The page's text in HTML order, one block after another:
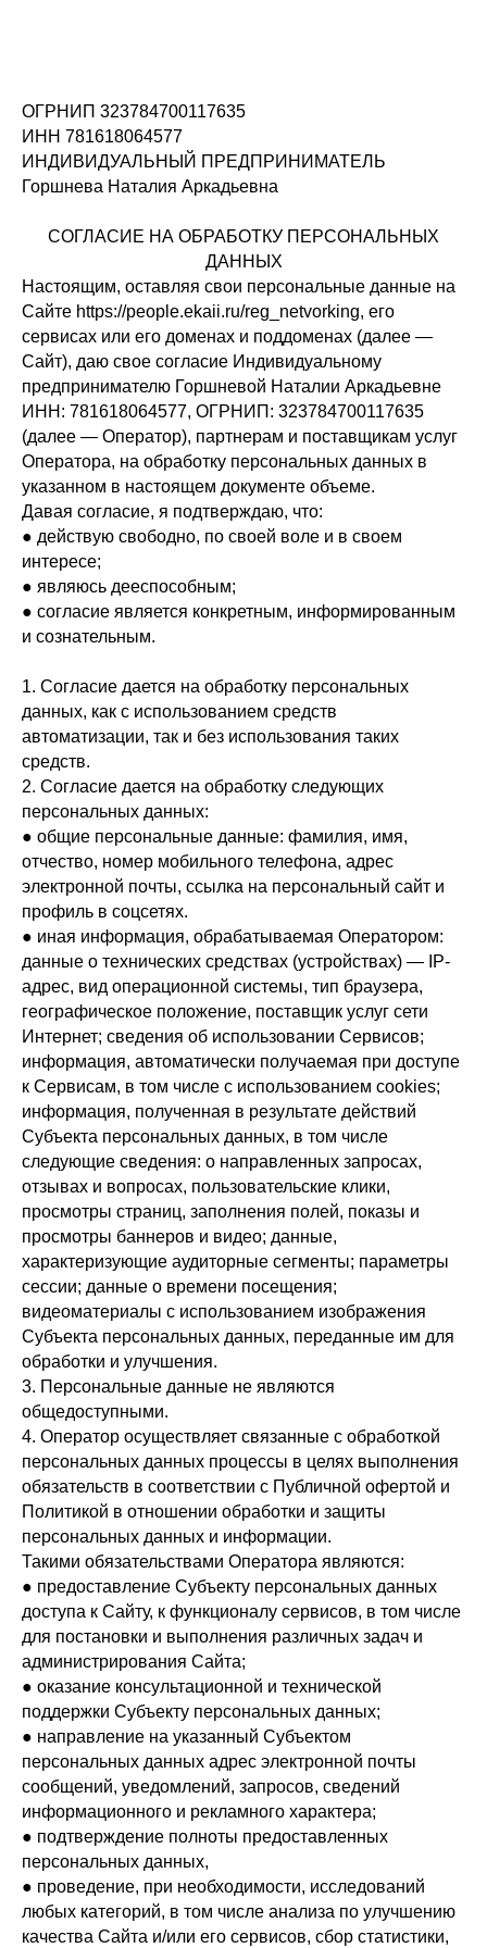
ОГРНИП 323784700117635
ИНН 781618064577
ИНДИВИДУАЛЬНЫЙ ПРЕДПРИНИМАТЕЛЬ
Горшнева Наталия Аркадьевна
СОГЛАСИЕ НА ОБРАБОТКУ ПЕРСОНАЛЬНЫХ
ДАННЫХ
Настоящим, оставляя свои персональные данные на
Сайте https://people.ekaii.ru/reg_netvorking, его
сервисах или его доменах и поддоменах (далее —
Сайт), даю свое согласие Индивидуальному
предпринимателю Горшневой Наталии Аркадьевне
ИНН: 781618064577, ОГРНИП: 323784700117635
(далее — Оператор), партнерам и поставщикам услуг
Оператора, на обработку персональных данных в
указанном в настоящем документе объеме.
Давая согласие, я подтверждаю, что:
● действую свободно, по своей воле и в своем
интересе;
● являюсь дееспособным;
● согласие является конкретным, информированным
и сознательным.
1. Согласие дается на обработку персональных
данных, как с использованием средств
автоматизации, так и без использования таких
средств.
2. Согласие дается на обработку следующих
персональных данных:
● общие персональные данные: фамилия, имя,
отчество, номер мобильного телефона, адрес
электронной почты, ссылка на персональный сайт и
профиль в соцсетях.
● иная информация, обрабатываемая Оператором:
данные о технических средствах (устройствах) — IP-
адрес, вид операционной системы, тип браузера,
географическое положение, поставщик услуг сети
Интернет; сведения об использовании Сервисов;
информация, автоматически получаемая при доступе
к Сервисам, в том числе с использованием cookies;
информация, полученная в результате действий
Субъекта персональных данных, в том числе
следующие сведения: о направленных запросах,
отзывах и вопросах, пользовательские клики,
просмотры страниц, заполнения полей, показы и
просмотры баннеров и видео; данные,
характеризующие аудиторные сегменты; параметры
сессии; данные о времени посещения;
видеоматериалы с использованием изображения
Субъекта персональных данных, переданные им для
обработки и улучшения.
3. Персональные данные не являются
общедоступными.
4. Оператор осуществляет связанные с обработкой
персональных данных процессы в целях выполнения
обязательств в соответствии с Публичной офертой и
Политикой в отношении обработки и защиты
персональных данных и информации.
Такими обязательствами Оператора являются:
● предоставление Субъекту персональных данных
доступа к Сайту, к функционалу сервисов, в том числе
для постановки и выполнения различных задач и
администрирования Сайта;
● оказание консультационной и технической
поддержки Субъекту персональных данных;
● направление на указанный Субъектом
персональных данных адрес электронной почты
сообщений, уведомлений, запросов, сведений
информационного и рекламного характера;
● подтверждение полноты предоставленных
персональных данных,
● проведение, при необходимости, исследований
любых категорий, в том числе анализа по улучшению
качества Сайта и/или его сервисов, сбор статистики,